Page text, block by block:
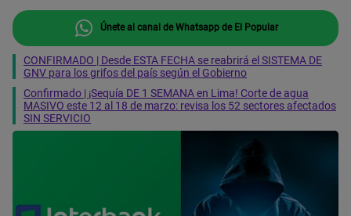
Únete al canal de Whatsapp de El Popular
CONFIRMADO | Desde ESTA FECHA se reabrirá el SISTEMA DE
GNV para los grifos del país según el Gobierno
Confirmado | ¡Sequía DE 1 SEMANA en Lima! Corte de agua
MASIVO este 12 al 18 de marzo: revisa los 52 sectores afectados
SIN SERVICIO